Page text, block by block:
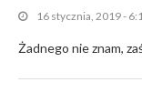
16 stycznia, 2019 -
Żadnego nie znam,